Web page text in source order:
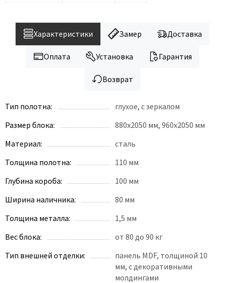
Komfort Doors
Legend
Luxor
Morelli
Ofram
Optima Porte
Oro - Oro
Porta Di Parma
Porte Vista
Portika
Характеристики Замер Доставка
Оплата Установка Гарантия
Возврат
Тип полотна:
глухое, с зеркалом
Размер блока:
880x2050 мм, 960х2050 мм
Материал:
сталь
Толщина полотна:
110 мм
Глубина короба:
100 мм
Ширина наличника:
80 мм
Толщина металла:
1,5 мм
Вес блока:
от 80 до 90 кг
Тип внешней отделки:
панель MDF, толщиной 10
мм, с декоративными
молдингами